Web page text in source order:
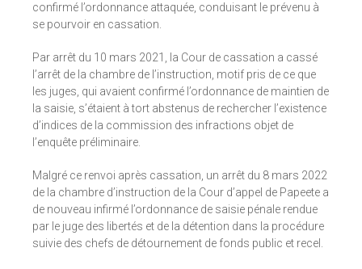
confirmé l’ordonnance attaquée, conduisant le prévenu à
se pourvoir en cassation.
Par arrêt du 10 mars 2021, la Cour de cassation a cassé
l’arrêt de la chambre de l’instruction, motif pris de ce que
les juges, qui avaient confirmé l’ordonnance de maintien de
la saisie, s’étaient à tort abstenus de rechercher l’existence
d’indices de la commission des infractions objet de
l’enquête préliminaire.
Malgré ce renvoi après cassation, un arrêt du 8 mars 2022
de la chambre d’instruction de la Cour d’appel de Papeete a
de nouveau infirmé l’ordonnance de saisie pénale rendue
par le juge des libertés et de la détention dans la procédure
suivie des chefs de détournement de fonds public et recel.